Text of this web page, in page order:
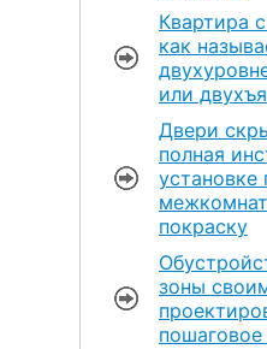
Квартира
как
или
Двери
полная
установке
покраску
зоны
пошаговое